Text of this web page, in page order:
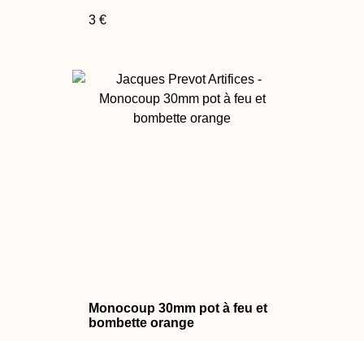
3 €
Monocoup 30mm pot à feu et
bombette orange